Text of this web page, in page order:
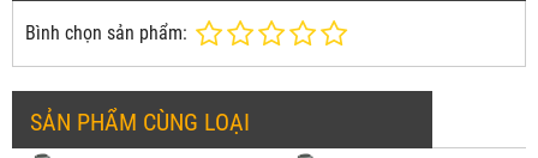
Bình chọn sản phẩm:
SẢN PHẨM CÙNG LOẠI